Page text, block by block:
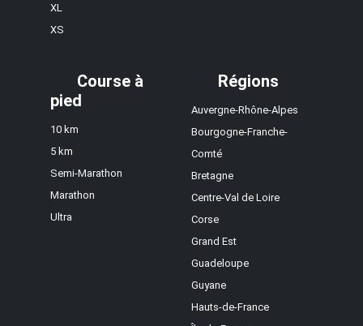
XL
XS
Course à
pied
10 km
5 km
Semi-Marathon
Marathon
Ultra
Régions
Auvergne-Rhône-Alpes
Bourgogne-Franche-
Comté
Bretagne
Centre-Val de Loire
Corse
Grand Est
Guadeloupe
Guyane
Hauts-de-France